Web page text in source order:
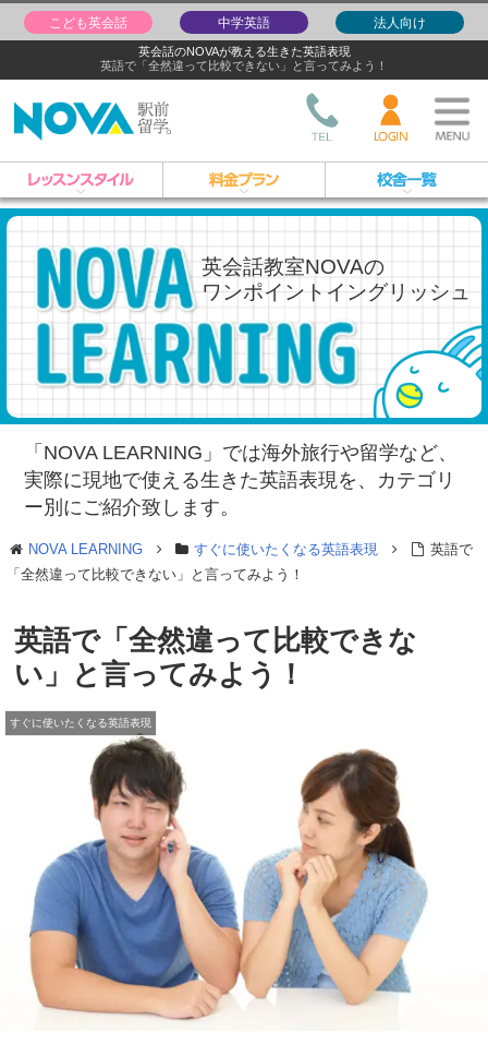
英会話のNOVAが教える生きた英語表現
英語で「全然違って比較できない」と言ってみよう！
こども英会話 中学英語 法人向け
英会話教室NOVAの
ワンポイントイングリッシュ
「NOVA LEARNING」では海外旅行や留学など、
実際に現地で使える生きた英語表現を、 カテゴリ
ー別にご紹介致します。
NOVA LEARNING すぐに使いたくなる英語表現
英語で
「全然違って比較できない」と言ってみよう！
英語で「全然違って比較できな
い」と言ってみよう！
すぐに使いたくなる英語表現